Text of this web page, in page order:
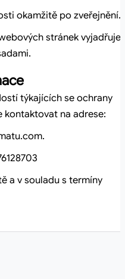
okamžitě po zveřejnění.
stránek
týkajících se ochrany
kontaktovat na adrese:
a v souladu s termíny